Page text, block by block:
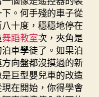
。何手殘的車子從
十度，穩穩地停在
舞蹈教室次，夾角是
車學徒了。如果泊
向盤都沒摸過的新
巨型嬰兒車的改造
在開始，你得學會